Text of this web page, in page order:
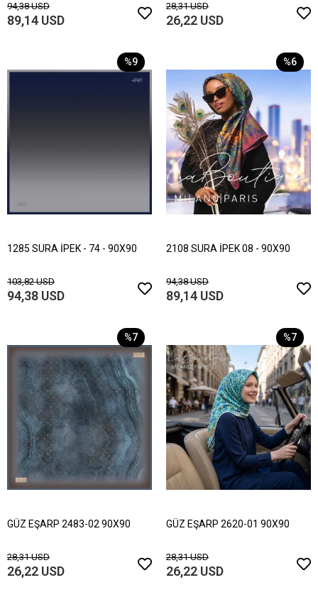
94,38 USD
89,14 USD
28,31 USD
26,22 USD
%9
1285 SURA İPEK - 74 - 90X90
103,82 USD
94,38 USD
%6
2108 SURA İPEK 08 - 90X90
94,38 USD
89,14 USD
%7
GÜZ EŞARP 2483-02 90X90
28,31 USD
26,22 USD
%7
GÜZ EŞARP 2620-01 90X90
28,31 USD
26,22 USD